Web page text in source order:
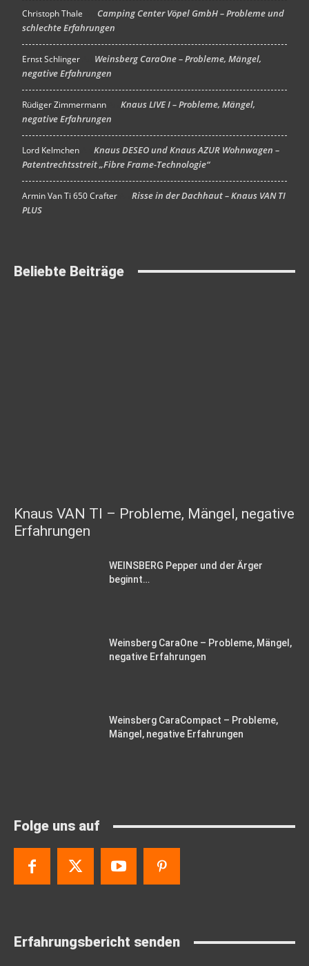
Christoph Thale
Camping Center Vöpel GmbH – Probleme und
schlechte Erfahrungen
Ernst Schlinger
Weinsberg CaraOne – Probleme, Mängel,
negative Erfahrungen
Rüdiger Zimmermann
Knaus LIVE I – Probleme, Mängel,
negative Erfahrungen
Lord Kelmchen
Knaus DESEO und Knaus AZUR Wohnwagen –
Patentrechtsstreit „Fibre Frame-Technologie“
Armin Van Ti 650 Crafter
Risse in der Dachhaut – Knaus VAN TI
PLUS
Beliebte Beiträge
Knaus VAN TI – Probleme, Mängel, negative
Erfahrungen
WEINSBERG Pepper und der Ärger
beginnt…
Weinsberg CaraOne – Probleme, Mängel,
negative Erfahrungen
Weinsberg CaraCompact – Probleme,
Mängel, negative Erfahrungen
Folge uns auf
Erfahrungsbericht senden